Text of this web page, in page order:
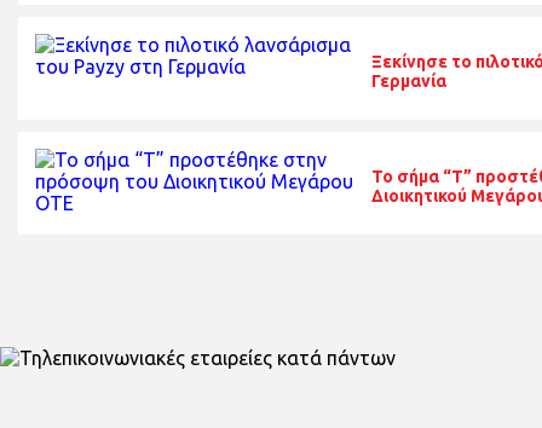
Ξεκίνησε το
Γερμανία
To σήμα “T”
Διοικητικού